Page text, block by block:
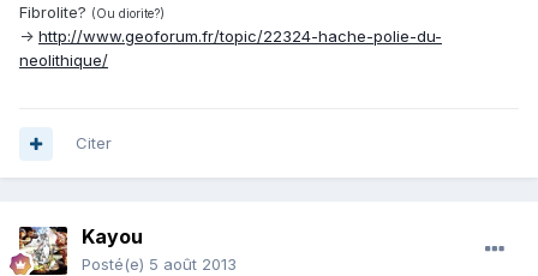
Fibrolite? (Ou diorite?)
-> http://www.geoforum.fr/topic/22324-hache-polie-du-
neolithique/
Citer
Kayou
Posté(e) 5 août 2013